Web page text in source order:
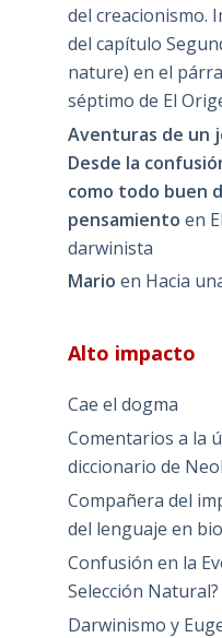
del creacionismo.
del capítulo
nature) en el
séptimo de El
Aventuras de un
Desde la
como todo buen
pensamiento en
darwinista
Mario en Hacia
Alto impacto
Cae el dogma
Comentarios a la
diccionario de
Compañera del
del lenguaje en
Confusión en la
Selección Natural?
Darwinismo y